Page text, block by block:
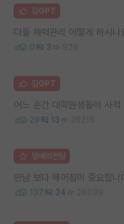
김GPT
다들 체력관리 어떻게 하시나
0 3 926
김GPT
어느 순간 대학원생들이 사
29 13 26215
명예의전당
만남 보다 헤어짐이 중요합니
137 34 26039